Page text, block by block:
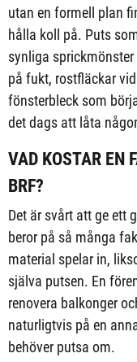
utan en formell plan
hålla koll på. Puts
synliga
på fukt, rostfläckar
fönsterbleck som
det dags att låta
VAD KOSTAR EN
BRF?
Det är svårt att ge ett
beror på så många
material spelar in,
själva putsen. En
renovera balkonger
naturligtvis på en
behöver putsa om.